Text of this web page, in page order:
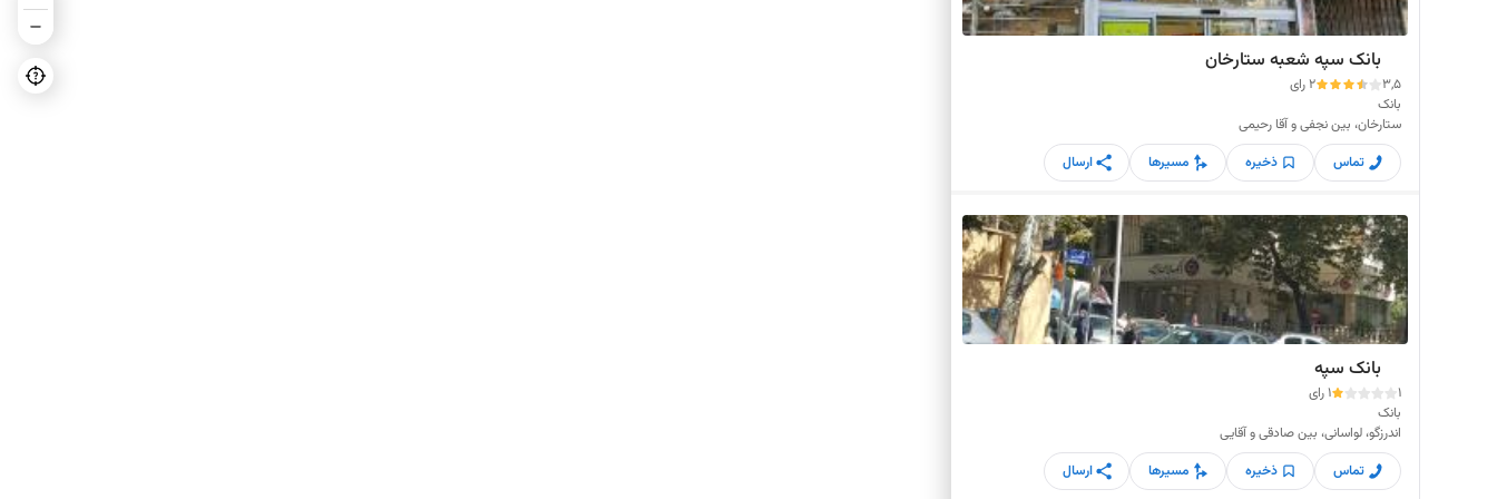
بانک سپه شعبه ستارخان
3,5
2 رای
بانک
ستارخان، بین نجفی و آقا رحیمی
تماس
ذخیره مسیرها ارسال
بانک سپه
1
1 رای
بانک
اندرزگو، لواسانی، بین صادقی و آقایی
تماس
ذخیره مسیرها ارسال